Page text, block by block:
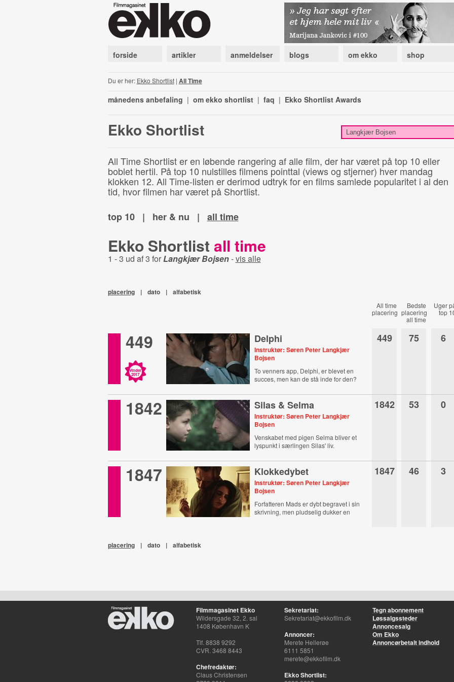
forside artikler anmeldelser blogs om ekko shop
Du er her: Ekko Shortlist| All Time
månedens anbefaling | om ekko shortlist | faq | Ekko Shortlist Awards
Ekko Shortlist
All Time Shortlist er en løbende rangering af alle film, der har været på top 10 eller
boblet hertil. På top 10 nulstilles filmens pointtal (views og stjerner) hver mandag
klokken 12. All Time-listen er derimod udtryk for en films samlede popularitet i al den
tid, hvor filmen har været på Shortlist.
top 10
| her & nu | all time
Ekko Shortlist all time
1 - 3 ud af 3 forLangkjær Bojsen-vis alle
placering | dato | alfabetisk
All time
placering
Bedste
placering
all time
Uger
top
449
Vinder
2017
Delphi
Instruktør: Søren Peter Langkjær
Bojsen
To venners app, Delphi, er blevet en
succes, men kan de stå inde for den?
449 75 6
1842 Silas & Selma
Instruktør: Søren Peter Langkjær
Bojsen
Venskabet med pigen Selma bliver et
lyspunkt i særlingen Silas' liv.
1842 53 0
1847 Klokkedybet
Instruktør: Søren Peter Langkjær
Bojsen
Forfatteren Mads er dybt begravet i sin
skrivning, men pludselig dukker en
1847 46 3
placering | dato | alfabetisk
Filmmagasinet Ekko
Wildersgade 32, 2. sal
1408 København K
Tlf. 8838 9292
CVR. 3468 8443
Chefredaktør:
Claus Christensen
Sekretariat:
Sekretariat@ekkofilm.dk
Annoncer:
Merete Hellerøe
6111 5851
merete@ekkofilm.dk
Ekko Shortlist:
Tegn abonnement
Løssalgssteder
Annoncesalg
Om Ekko
Annoncørbetalt indhold